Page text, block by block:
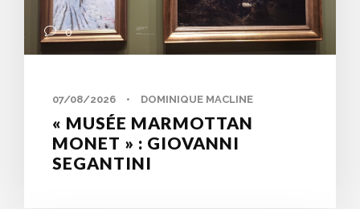
0
07/08/2026 • DOMINIQUE MACLINE
« MUSÉE MARMOTTAN
MONET » : GIOVANNI
SEGANTINI